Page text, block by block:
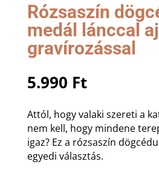
Rózsaszín
medál lánccal
gravírozással
5.990 Ft
Attól, hogy valaki szereti a
nem kell, hogy mindene
igaz? Ez a rózsaszín
egyedi választás.